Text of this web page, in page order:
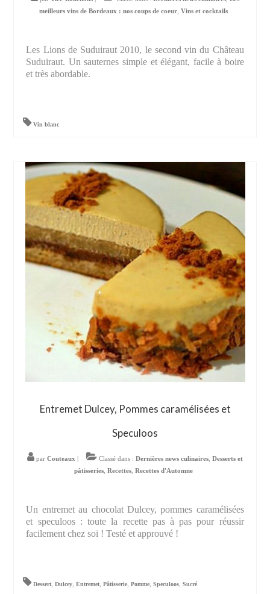
meilleurs vins de Bordeaux : nos coups de coeur Vins et cocktails
Les Lions de Suduiraut 2010, le second vin du Château
Suduiraut. Un sauternes simple et élégant, facile à boire
et très abordable.
Vin blanc
Entremet Dulcey, Pommes caramélisées et
Speculoos
par Couteaux Classé dans : Dernières news culinaires Desserts et
pâtisseries Recettes Recettes d'Automne
Un entremet au chocolat Dulcey, pommes caramélisées
et speculoos : toute la recette pas à pas pour réussir
facilement chez soi ! Testé et approuvé !
Dessert,Dulcey,Entremet,Pâtisserie,Pomme,Speculoos,Sucré